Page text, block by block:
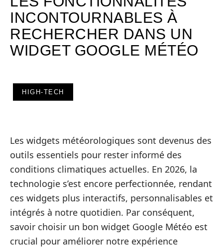
INCONTOURNABLES À
RECHERCHER DANS UN
WIDGET GOOGLE MÉTÉO
HIGH-TECH
Les widgets météorologiques sont devenus des
outils essentiels pour rester informé des
conditions climatiques actuelles. En 2026, la
technologie s’est encore perfectionnée, rendant
ces widgets plus interactifs, personnalisables et
intégrés à notre quotidien. Par conséquent,
savoir choisir un bon widget Google Météo est
crucial pour améliorer notre expérience